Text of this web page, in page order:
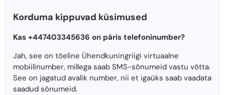
Korduma kippuvad küsimused
Kas +447403345636 on päris telefoninumber?
Jah, see on tõeline Ühendkuningriigi virtuaalne
mobiilinumber, millega saab SMS-sõnumeid vastu võtta.
See on jagatud avalik number, nii et igaüks saab vaadata
saadud sõnumeid.